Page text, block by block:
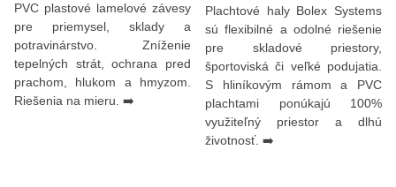
PVC plastové lamelové závesy
pre priemysel, sklady a
potravinárstvo. Zníženie
tepelných strát, ochrana pred
prachom, hlukom a hmyzom.
Riešenia na mieru. ➡️
Plachtové haly Bolex Systems
sú flexibilné a odolné riešenie
pre skladové priestory,
športoviská či veľké podujatia.
S hliníkovým rámom a PVC
plachtami ponúkajú 100%
využiteľný priestor a dlhú
životnosť. ➡️